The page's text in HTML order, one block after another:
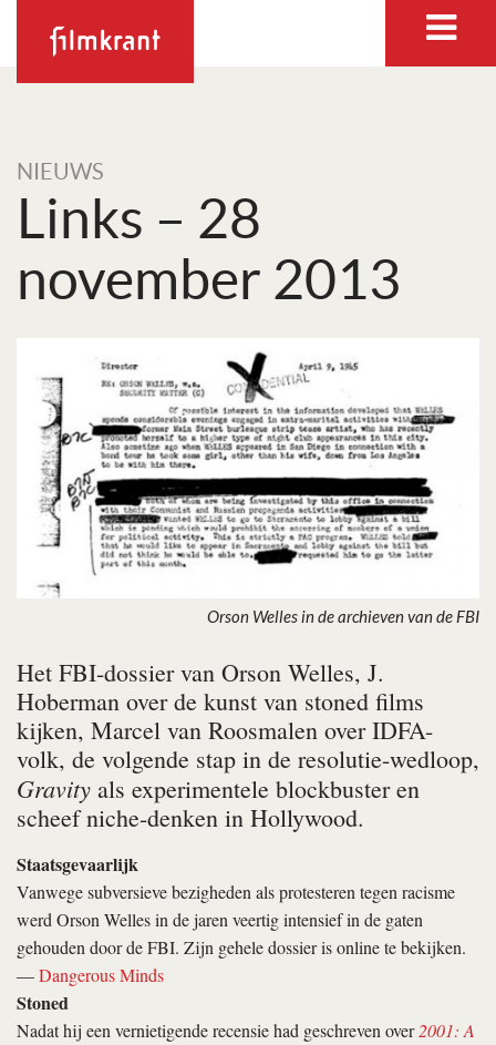
NIEUWS
Links – 28
november 2013
Orson Welles in de archieven van de FBI
Het FBI-dossier van Orson Welles, J.
Hoberman over de kunst van stoned films
kijken, Marcel van Roosmalen over IDFA-
volk, de volgende stap in de resolutie-wedloop,
Gravity als experimentele blockbuster en
scheef niche-denken in Hollywood.
Staatsgevaarlijk
Vanwege subversieve bezigheden als protesteren tegen racisme
werd Orson Welles in de jaren veertig intensief in de gaten
gehouden door de FBI. Zijn gehele dossier is online te bekijken.
—Dangerous Minds
Stoned
Nadat hij een vernietigende recensie had geschreven over2001: A